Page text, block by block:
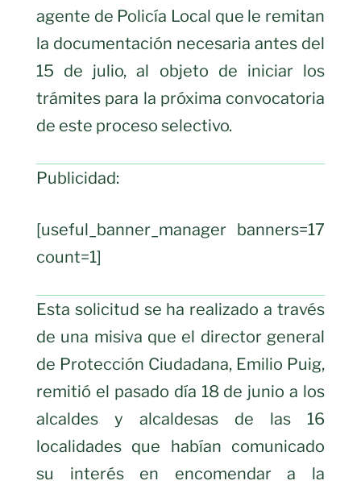
agente de Policía Local que le remitan
la documentación necesaria antes del
15 de julio, al objeto de iniciar los
trámites para la próxima convocatoria
de este proceso selectivo.
Publicidad:
[useful_banner_manager banners=17
count=1]
Esta solicitud se ha realizado a través
de una misiva que el director general
de Protección Ciudadana, Emilio Puig,
remitió el pasado día 18 de junio a los
alcaldes y alcaldesas de las 16
localidades que habían comunicado
su interés en encomendar a la